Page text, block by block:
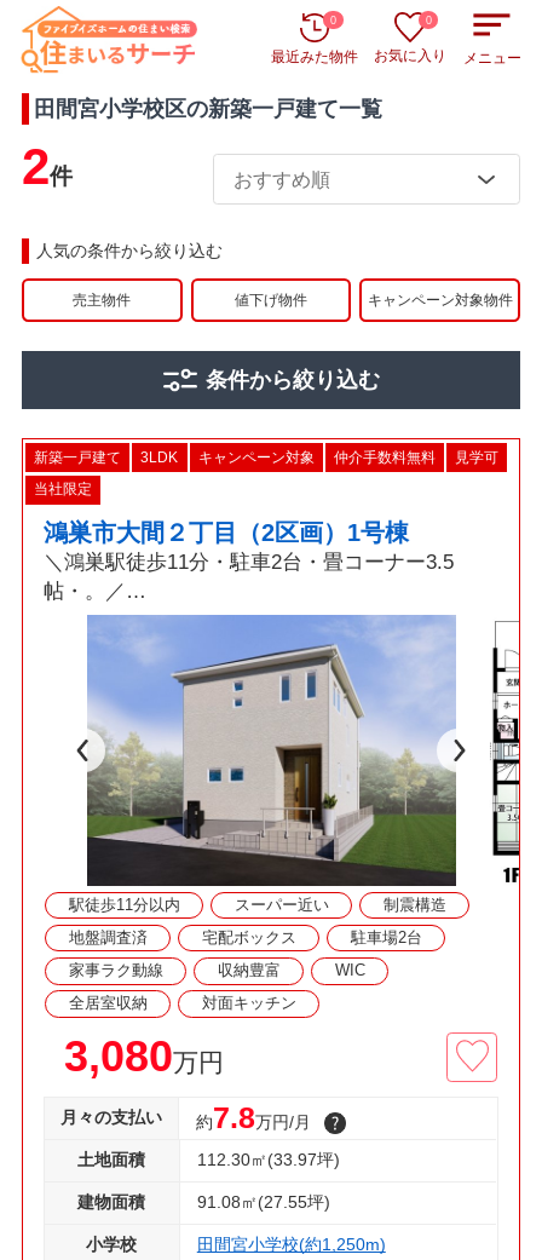
最近みた物件
0
お気に入り
0
メニュー
田間宮小学校区の新築一戸建て一覧
2件
人気の条件から絞り込む
売主物件 値下げ物件 キャンペーン対象物件
条件から絞り込む
新築一戸建て 3LDK キャンペーン対象 仲介手数料無料
見学可
当社限定
鴻巣市大間２丁目（2区画）1号棟
＼鴻巣駅徒歩11分・駐車2台・畳コーナー3.5
帖・。／
☆・。POINT 【2026年10月完成予定】
◆買い物便利な環境
◆徒歩・車・電車でも利便性の高い立地
◆都市ガス・本下水エリア
◆タッチレス水栓・食洗機付き
◆WIC3か所・収納豊富
☆・。周辺環境
◆田間宮小学校 徒歩16分
◆鴻巣市西中学校 徒歩13分
◆FOODOFFストッカー 徒歩10分
◆セブンイレブン 徒歩4分
駅徒歩11分以内 スーパー近い
制震構造
地盤調査済
宅配ボックス
駐車場2台
家事ラク動線
収納豊富
WIC
全居室収納
対面キッチン
3,080万円
月々の支払い 約7.8万円/月
土地面積 112.30㎡(33.97坪)
建物面積 91.08㎡(27.55坪)
小学校 田間宮小学校(約1,250m)